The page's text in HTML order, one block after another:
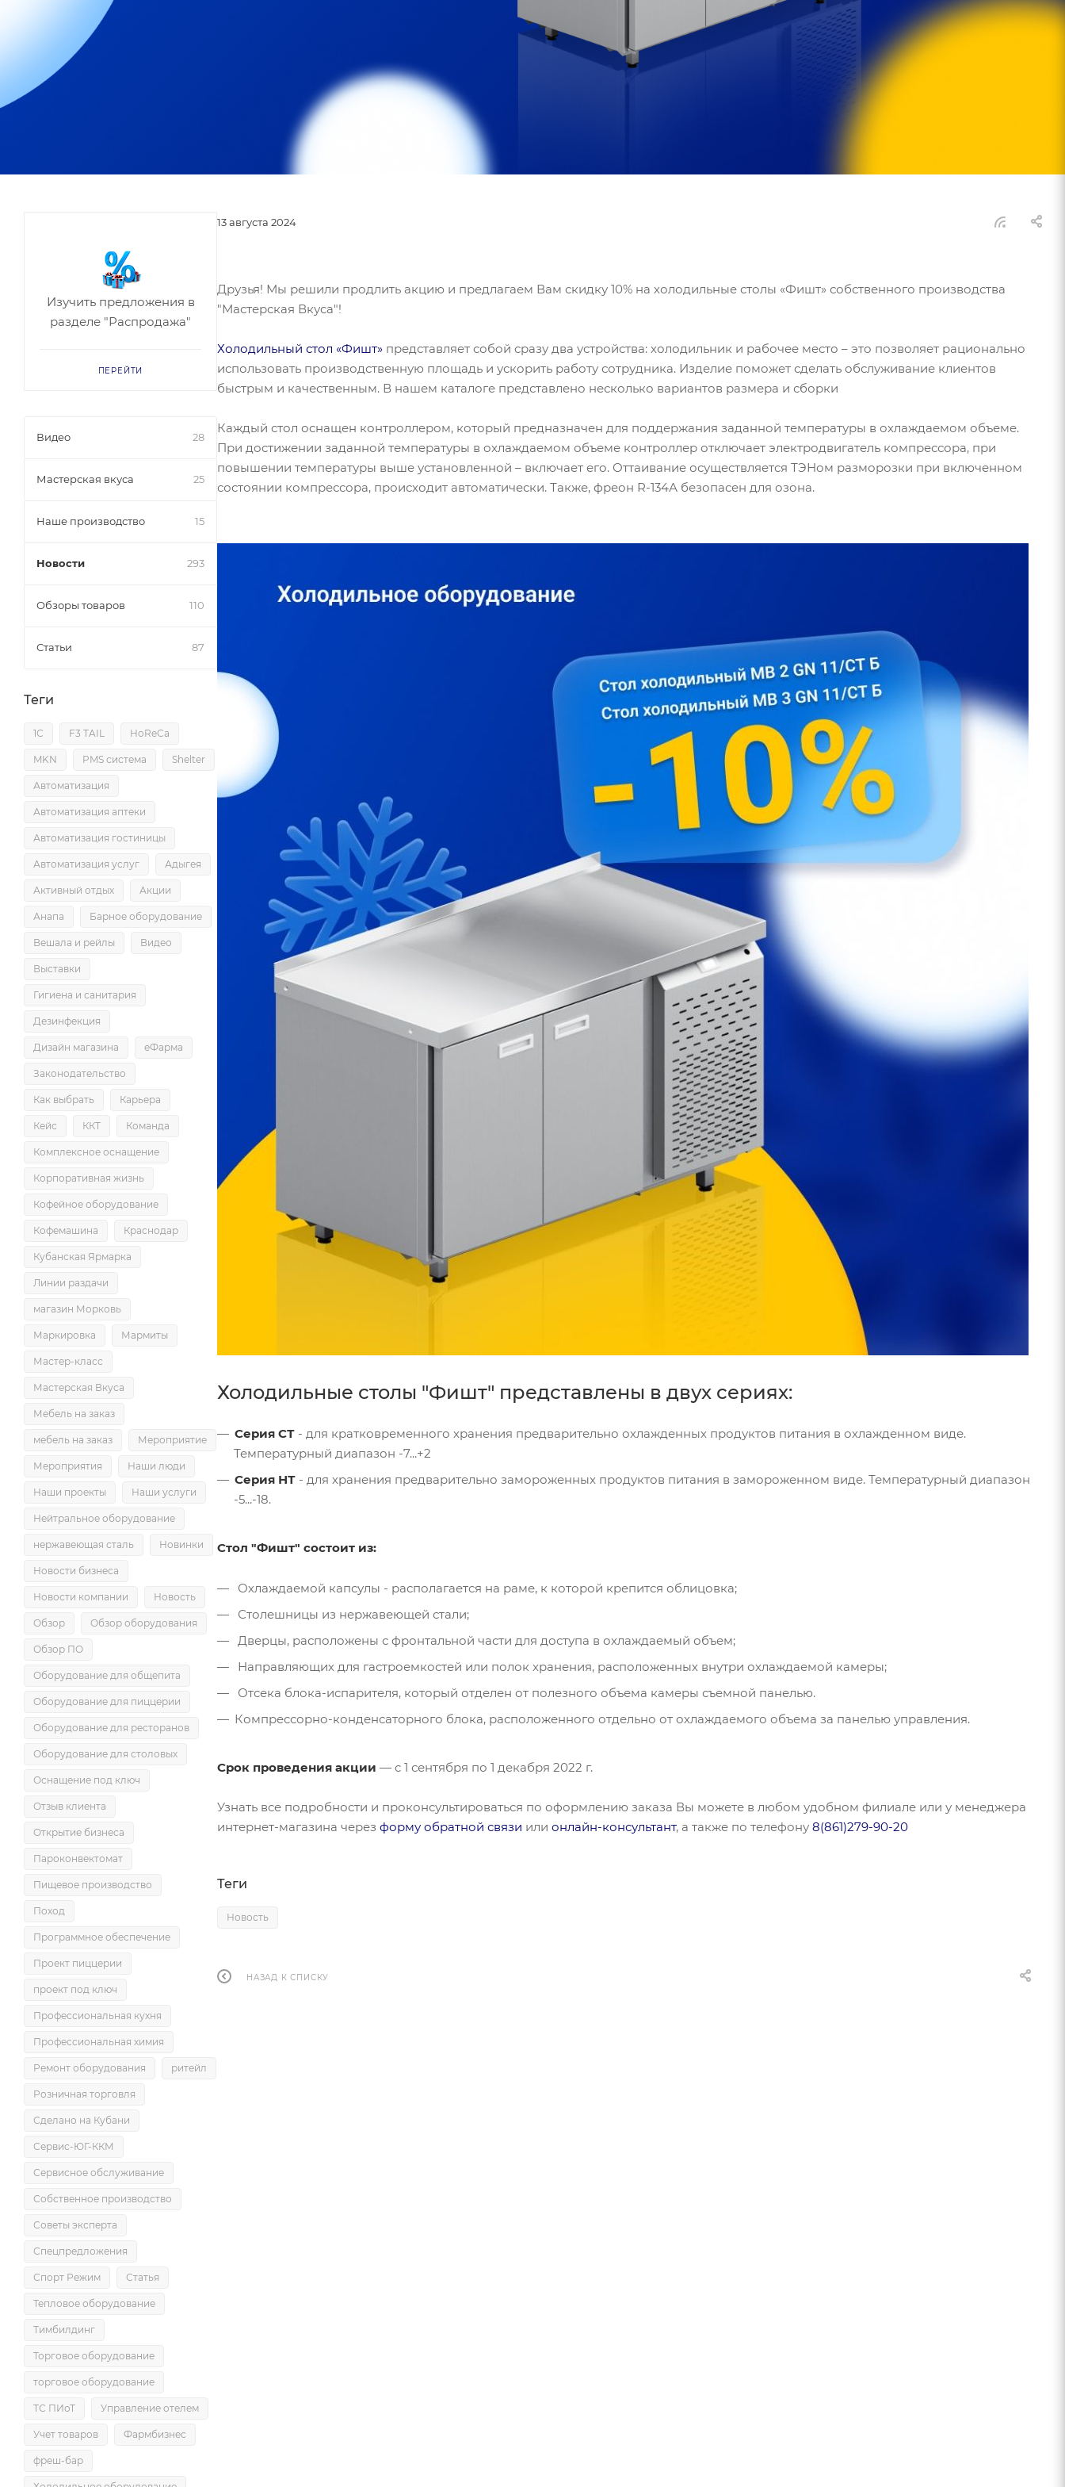
13 августа 2024
Друзья! Мы решили продлить акцию и предлагаем Вам скидку 10% на холодильные столы «Фишт» собственного производства
"Мастерская Вкуса"!
Холодильный стол «Фишт» представляет собой сразу два устройства: холодильник и рабочее место – это позволяет рационально
использовать производственную площадь и ускорить работу сотрудника. Изделие поможет сделать обслуживание клиентов
быстрым и качественным. В нашем каталоге представлено несколько вариантов размера и сборки
Каждый стол оснащен контроллером, который предназначен для поддержания заданной температуры в охлаждаемом объеме.
При достижении заданной температуры в охлаждаемом объеме контроллер отключает электродвигатель компрессора, при
повышении температуры выше установленной – включает его. Оттаивание осуществляется ТЭНом разморозки при включенном
состоянии компрессора, происходит автоматически. Также, фреон R-134А безопасен для озона.
Холодильные столы "Фишт" представлены в двух сериях:
Серия СТ - для кратковременного хранения предварительно охлажденных продуктов питания в охлажденном виде.
Температурный диапазон -7...+2
Серия НТ - для хранения предварительно замороженных продуктов питания в замороженном виде. Температурный диапазон
-5...-18.
Стол "Фишт" состоит из:
Охлаждаемой капсулы - располагается на раме, к которой крепится облицовка;
Столешницы из нержавеющей стали;
Дверцы, расположены с фронтальной части для доступа в охлаждаемый объем;
Направляющих для гастроемкостей или полок хранения, расположенных внутри охлаждаемой камеры;
Отсека блока-испарителя, который отделен от полезного объема камеры съемной панелью.
Компрессорно-конденсаторного блока, расположенного отдельно от охлаждаемого объема за панелью управления.
Срок проведения акции — с 1 сентября по 1 декабря 2022 г.
Узнать все подробности и проконсультироваться по оформлению заказа Вы можете в любом удобном филиале или у менеджера
интернет-магазина через форму обратной связи или онлайн-консультант, а также по телефону 8(861)279-90-20
Теги
Новость
НАЗАД К СПИСКУ
Изучить предложения в
разделе "Распродажа"
ПЕРЕЙТИ
Видео 28
Мастерская вкуса 25
Наше производство 15
Новости 293
Обзоры товаров 110
Статьи 87
Теги
1С F3 TAIL HoReCa
MKN PMS система Shelter
Автоматизация
Автоматизация аптеки
Автоматизация гостиницы
Автоматизация услуг Адыгея
Активный отдых Акции
Анапа Барное оборудование
Вешала и рейлы Видео
Выставки
Гигиена и санитария
Дезинфекция
Дизайн магазина еФарма
Законодательство
Как выбрать Карьера
Кейс ККТ Команда
Комплексное оснащение
Корпоративная жизнь
Кофейное оборудование
Кофемашина Краснодар
Кубанская Ярмарка
Линии раздачи
магазин Морковь
Маркировка Мармиты
Мастер-класс
Мастерская Вкуса
Мебель на заказ
мебель на заказ Мероприятие
Мероприятия Наши люди
Наши проекты Наши услуги
Нейтральное оборудование
нержавеющая сталь Новинки
Новости бизнеса
Новости компании Новость
Обзор Обзор оборудования
Обзор ПО
Оборудование для общепита
Оборудование для пиццерии
Оборудование для ресторанов
Оборудование для столовых
Оснащение под ключ
Отзыв клиента
Открытие бизнеса
Пароконвектомат
Пищевое производство
Поход
Программное обеспечение
Проект пиццерии
проект под ключ
Профессиональная кухня
Профессиональная химия
Ремонт оборудования ритейл
Розничная торговля
Сделано на Кубани
Сервис-ЮГ-ККМ
Сервисное обслуживание
Собственное производство
Советы эксперта
Спецпредложения
Спорт Режим Статья
Тепловое оборудование
Тимбилдинг
Торговое оборудование
торговое оборудование
ТС ПИоТ Управление отелем
Учет товаров Фармбизнес
фреш-бар